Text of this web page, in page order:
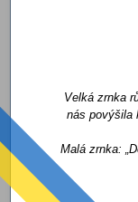
Velká zrnka
nás povýšila
Malá zrnka: